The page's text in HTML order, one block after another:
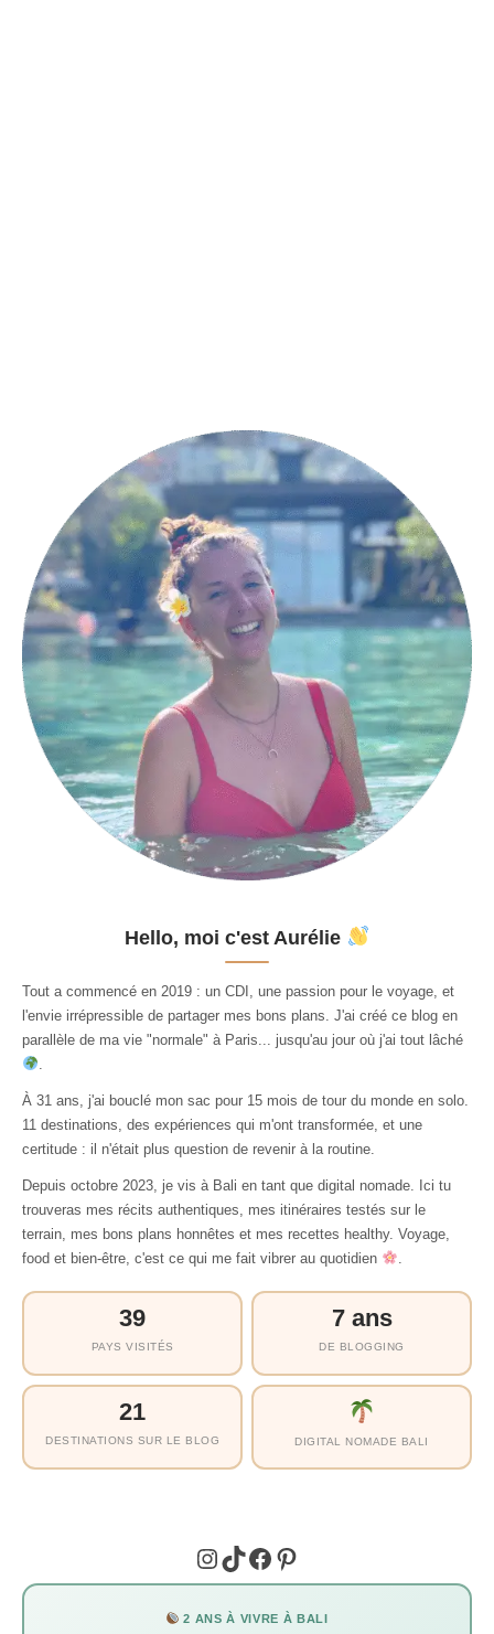
Hello, moi c'est Aurélie
Tout a commencé en 2019 : un CDI, une passion pour le voyage, et
l'envie irrépressible de partager mes bons plans. J'ai créé ce blog en
parallèle de ma vie "normale" à Paris... jusqu'au jour où j'ai tout lâché
À 31 ans, j'ai bouclé mon sac pour 15 mois de tour du monde en solo.
11 destinations, des expériences qui m'ont transformée, et une
certitude : il n'était plus question de revenir à la routine.
Depuis octobre 2023, je vis à Bali en tant que digital nomade. Ici tu
trouveras mes récits authentiques, mes itinéraires testés sur le
terrain, mes bons plans honnêtes et mes recettes healthy. Voyage,
food et bien-être, c'est ce qui me fait vibrer au quotidien
39
PAYS VISITÉS
7 ans
DE BLOGGING
21
DESTINATIONS SUR LE BLOG DIGITAL NOMADE BALI
Instagram
TikTok
Facebook
Pinterest
2 ANS À VIVRE À BALI